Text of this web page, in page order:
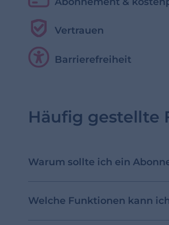
Vertrauen
Barrierefreiheit
Häufig gestellte
Warum sollte ich ein
Welche Funktionen kann